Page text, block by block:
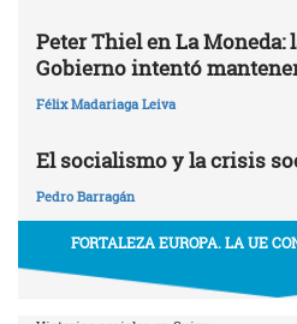
Peter Thiel en La Moneda:
Gobierno intentó
Félix Madariaga Leiva
El socialismo y la crisis
Pedro Barragán
FORTALEZA EUROPA. LA UE